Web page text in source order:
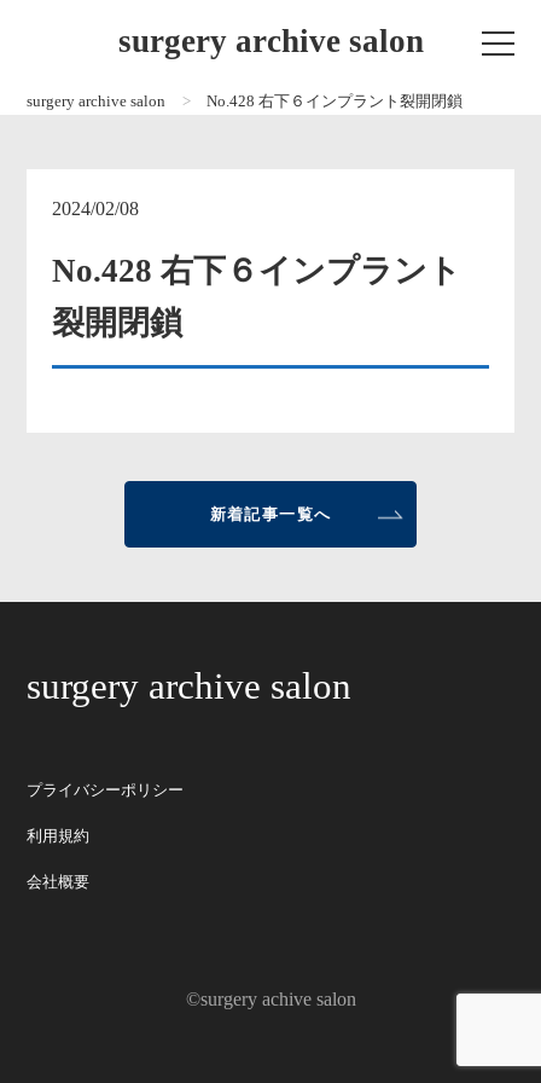
surgery archive salon
surgery archive salon No.428 右下６インプラント裂開閉鎖
2024/02/08
No.428 右下６インプラント
裂開閉鎖
新着記事一覧へ
surgery archive salon
プライバシーポリシー
利用規約
会社概要
©surgery achive salon